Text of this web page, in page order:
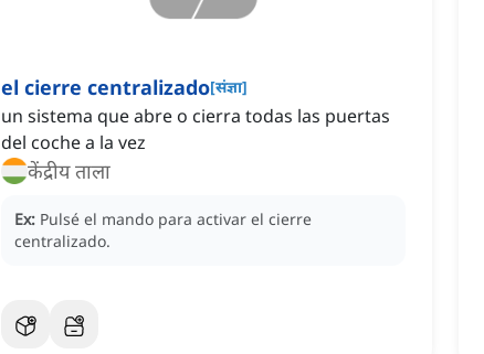
el cierre centralizado[संज्ञा]
un sistema que abre o cierra todas las puertas
del coche a la vez
केंद्रीय ताला
Ex: Pulsé el mando para activar el cierre
centralizado.